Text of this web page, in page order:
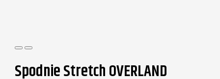
Spodnie Stretch OVERLAND